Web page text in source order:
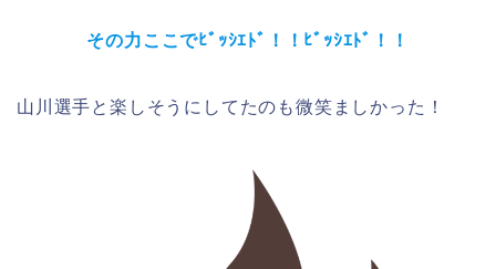
その力ここでﾋﾞｯｼｴﾄﾞ！！ﾋﾞｯｼｴﾄﾞ！！
山川選手と楽しそうにしてたのも微笑ましかった！